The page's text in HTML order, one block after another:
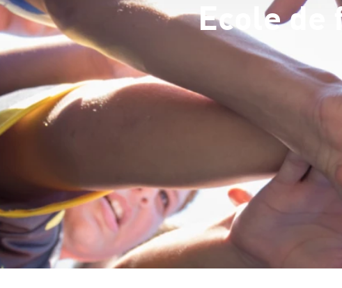
Ecole